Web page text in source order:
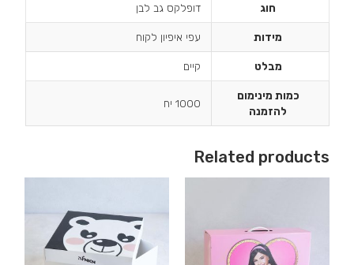
חוג דופלקס גב לבן
מידות עפי איפיון לקוח
מבלט קיים
כמות מינימום
להזמנה
1000 יח
Related products